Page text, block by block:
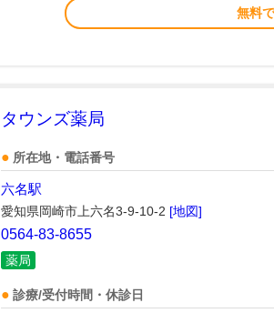
無料
タウンズ薬局
所在地・電話番号
六名駅
愛知県岡崎市上六名3-9-10-2 [地図]
0564-83-8655
薬局
診療/受付時間・休診日